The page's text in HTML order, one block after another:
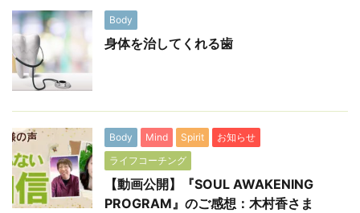
Body
身体を治してくれる歯
Body Mind Spirit
お知らせ
ライフコーチング
【動画公開】『SOUL AWAKENING
PROGRAM』のご感想：木村香さま